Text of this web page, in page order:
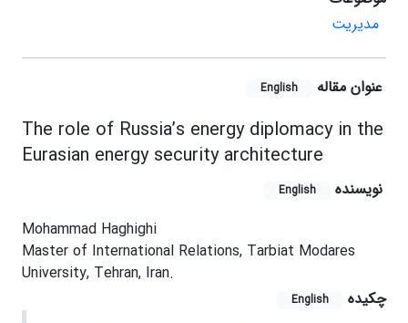
مدیریت
عنوان مقاله English
The role of Russia’s energy diplomacy in the
Eurasian energy security architecture
نویسنده English
Mohammad Haghighi
Master of International Relations, Tarbiat Modares
University, Tehran, Iran.
چکیده
English